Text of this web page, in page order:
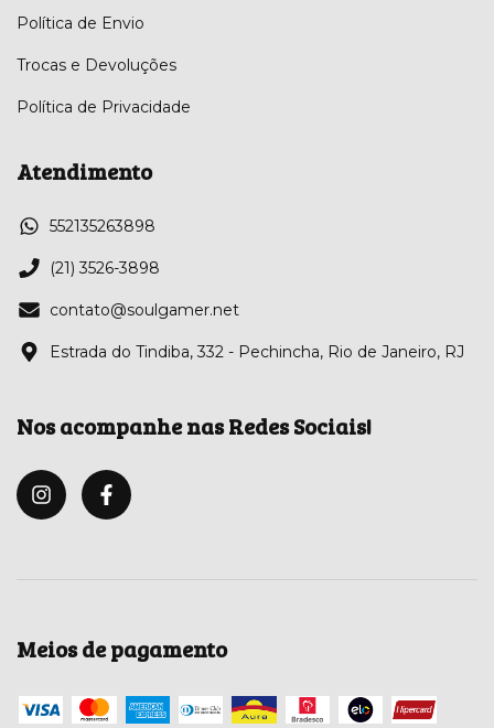
Política de Envio
Trocas e Devoluções
Política de Privacidade
Atendimento
552135263898
(21) 3526-3898
contato@soulgamer.net
Estrada do Tindiba, 332 - Pechincha, Rio de Janeiro, RJ
Nos acompanhe nas Redes Sociais!
Meios de pagamento